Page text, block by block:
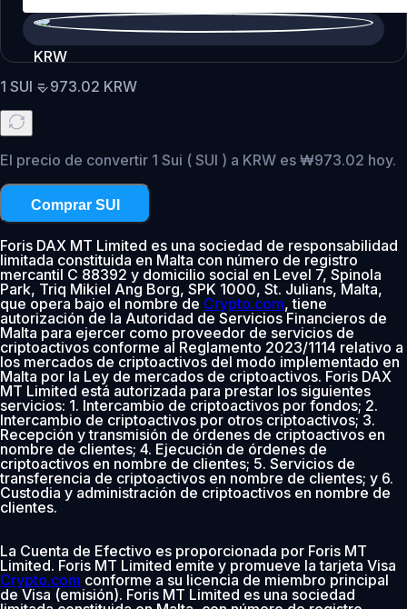
KRW
1 SUI =973.02 KRW
El precio de convertir 1 Sui ( SUI ) a KRW es ₩973.02 hoy.
Comprar SUI
Foris DAX MT Limited es una sociedad de responsabilidad
limitada constituida en Malta con número de registro
mercantil C 88392 y domicilio social en Level 7, Spinola
Park, Triq Mikiel Ang Borg, SPK 1000, St. Julians, Malta,
que opera bajo el nombre de Crypto.com, tiene
autorización de la Autoridad de Servicios Financieros de
Malta para ejercer como proveedor de servicios de
criptoactivos conforme al Reglamento 2023/1114 relativo a
los mercados de criptoactivos del modo implementado en
Malta por la Ley de mercados de criptoactivos. Foris DAX
MT Limited está autorizada para prestar los siguientes
servicios: 1. Intercambio de criptoactivos por fondos; 2.
Intercambio de criptoactivos por otros criptoactivos; 3.
Recepción y transmisión de órdenes de criptoactivos en
nombre de clientes; 4. Ejecución de órdenes de
criptoactivos en nombre de clientes; 5. Servicios de
transferencia de criptoactivos en nombre de clientes; y 6.
Custodia y administración de criptoactivos en nombre de
clientes.
La Cuenta de Efectivo es proporcionada por Foris MT
Limited. Foris MT Limited emite y promueve la tarjeta Visa
Crypto.com conforme a su licencia de miembro principal
de Visa (emisión). Foris MT Limited es una sociedad